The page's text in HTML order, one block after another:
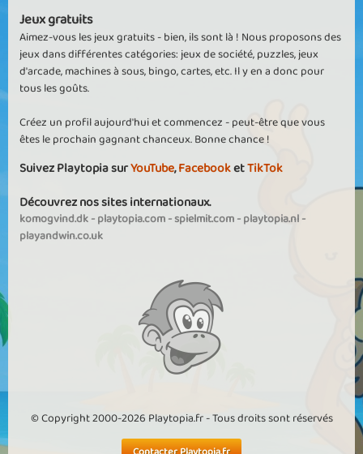
Jeux gratuits
Aimez-vous les jeux gratuits - bien, ils sont là ! Nous proposons des
jeux dans différentes catégories: jeux de société, puzzles, jeux
d'arcade, machines à sous, bingo, cartes, etc. Il y en a donc pour
tous les goûts.
Créez un profil aujourd'hui et commencez - peut-être que vous
êtes le prochain gagnant chanceux. Bonne chance !
Suivez Playtopia surYouTube,FacebooketTikTok
Découvrez nos sites internationaux.
komogvind.dk-playtopia.com-spielmit.com-playtopia.nl-
playandwin.co.uk
© Copyright 2000-2026 Playtopia.fr - Tous droits sont réservés